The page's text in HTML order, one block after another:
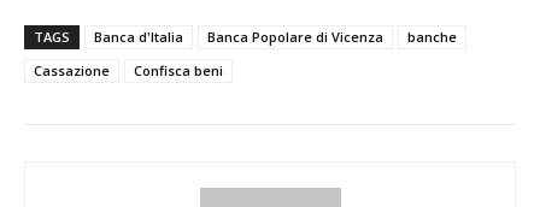
TAGS Banca d'Italia Banca Popolare di Vicenza
banche
Cassazione
Confisca beni